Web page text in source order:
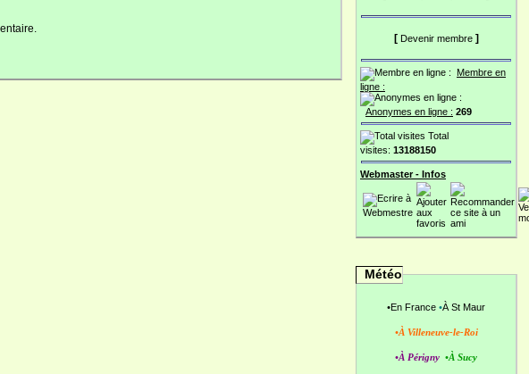
[ Devenir membre]
Membre en
ligne :
Anonymes en ligne : 269
Total
visites: 13188150
Webmaster - Infos
Météo
•En France •À St Maur
•À Villeneuve-le-Roi
•À Périgny •À Sucy